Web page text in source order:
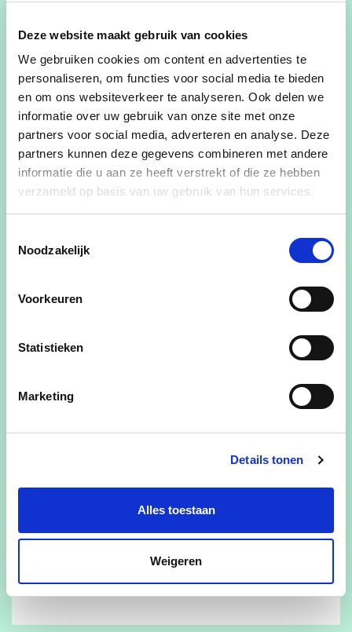
Deze website maakt gebruik van cookies
We gebruiken cookies om content en advertenties te
personaliseren, om functies voor social media te bieden
en om ons websiteverkeer te analyseren. Ook delen we
informatie over uw gebruik van onze site met onze
partners voor social media, adverteren en analyse. Deze
partners kunnen deze gegevens combineren met andere
informatie die u aan ze heeft verstrekt of die ze hebben
verzameld op basis van uw gebruik van hun services.
Noodzakelijk
Voorkeuren
Statistieken
Marketing
Details tonen
Alles toestaan
Weigeren
nieuwe jaar 2024.
De nieuwjaarsreceptie gaat door in het
gemeentehuis, Zeelaan 21 te De Panne op
zondagvoormiddag 4 februari om 11u.
Het programma ziet eruit als volgt:
11u00 – Welkomstwoordje door onze voorzitter
Vandromme, Vlaams parlementslid
droogje
en het bestuur van CD&VPlus De Panne en
Kom jij ook?